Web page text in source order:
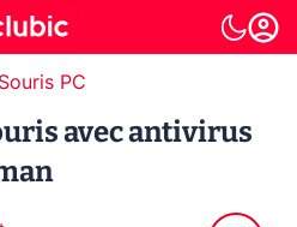
Souris PC
avec antivirus